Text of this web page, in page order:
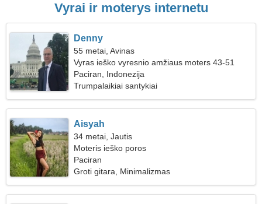
Vyrai ir moterys internetu
Denny
55 metai, Avinas
Vyras ieško vyresnio amžiaus moters 43-51
Paciran, Indonezija
Trumpalaikiai santykiai
Aisyah
34 metai, Jautis
Moteris ieško poros
Paciran
Groti gitara, Minimalizmas